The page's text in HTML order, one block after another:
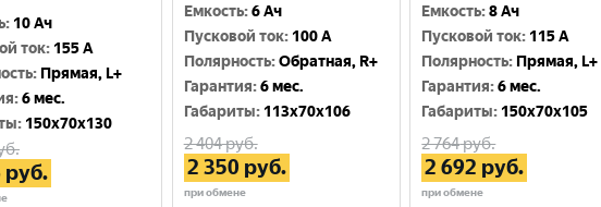
: 10 Ач
ток: 155 A
: Прямая, L+
:6 мес.
: 150x70x130
руб.
Емкость:6 Ач
Пусковой ток: 100 A
Полярность:Обратная, R+
Гарантия:6 мес.
Габариты: 113x70x106
2 404руб.
2 350 руб.
при обмене
Емкость:8 Ач
Пусковой ток: 115 A
Полярность: Прямая, L+
Гарантия:6 мес.
Габариты: 150x70x105
2 764руб.
2 692 руб.
при обмене